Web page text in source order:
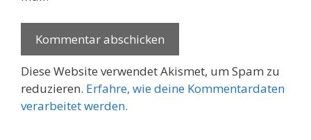
Diese Website verwendet Akismet, um Spam zu
reduzieren. Erfahre, wie deine Kommentardaten
verarbeitet werden.